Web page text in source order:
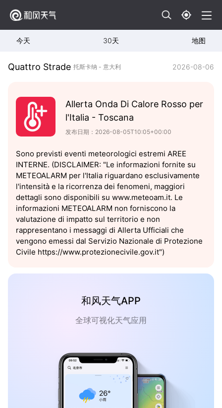
今天 30天 地图
Quattro Strade 托斯卡纳 - 意大利 2026-08-06
Allerta Onda Di Calore Rosso per
l'Italia - Toscana
发布日期：2026-08-05T10:05+00:00
Sono previsti eventi meteorologici estremi AREE
INTERNE. (DISCLAIMER: "Le informazioni fornite su
METEOALARM per l'Italia riguardano esclusivamente
l'intensità e la ricorrenza dei fenomeni, maggiori
dettagli sono disponibili su www.meteoam.it. Le
informazioni METEOALARM non forniscono la
valutazione di impatto sul territorio e non
rappresentano i messaggi di Allerta Ufficiali che
vengono emessi dal Servizio Nazionale di Protezione
Civile https://www.protezionecivile.gov.it")
和风天气APP
全球可视化天气应用